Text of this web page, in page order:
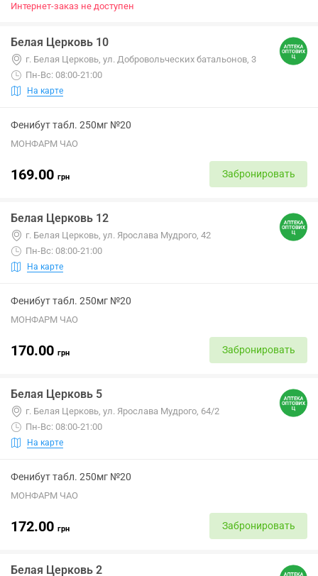
Интернет-заказ не доступен
Белая Церковь 10
г. Белая Церковь, ул. Добровольческих батальонов, 3
Пн-Вс: 08:00-21:00
На карте
Фенибут табл. 250мг №20
МОНФАРМ ЧАО
169.00 грн Забронировать
Белая Церковь 12
г. Белая Церковь, ул. Ярослава Мудрого, 42
Пн-Вс: 08:00-21:00
На карте
Фенибут табл. 250мг №20
МОНФАРМ ЧАО
170.00 грн Забронировать
Белая Церковь 5
г. Белая Церковь, ул. Ярослава Мудрого, 64/2
Пн-Вс: 08:00-21:00
На карте
Фенибут табл. 250мг №20
МОНФАРМ ЧАО
172.00 грн Забронировать
Белая Церковь 2